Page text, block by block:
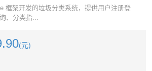
框架开发的垃圾分类系统，提供用户注册登
、分类指...
(元)